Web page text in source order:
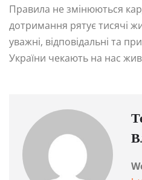
Правила не змінюються
дотримання рятує тисячі
уважні, відповідальні та
України чекають на нас